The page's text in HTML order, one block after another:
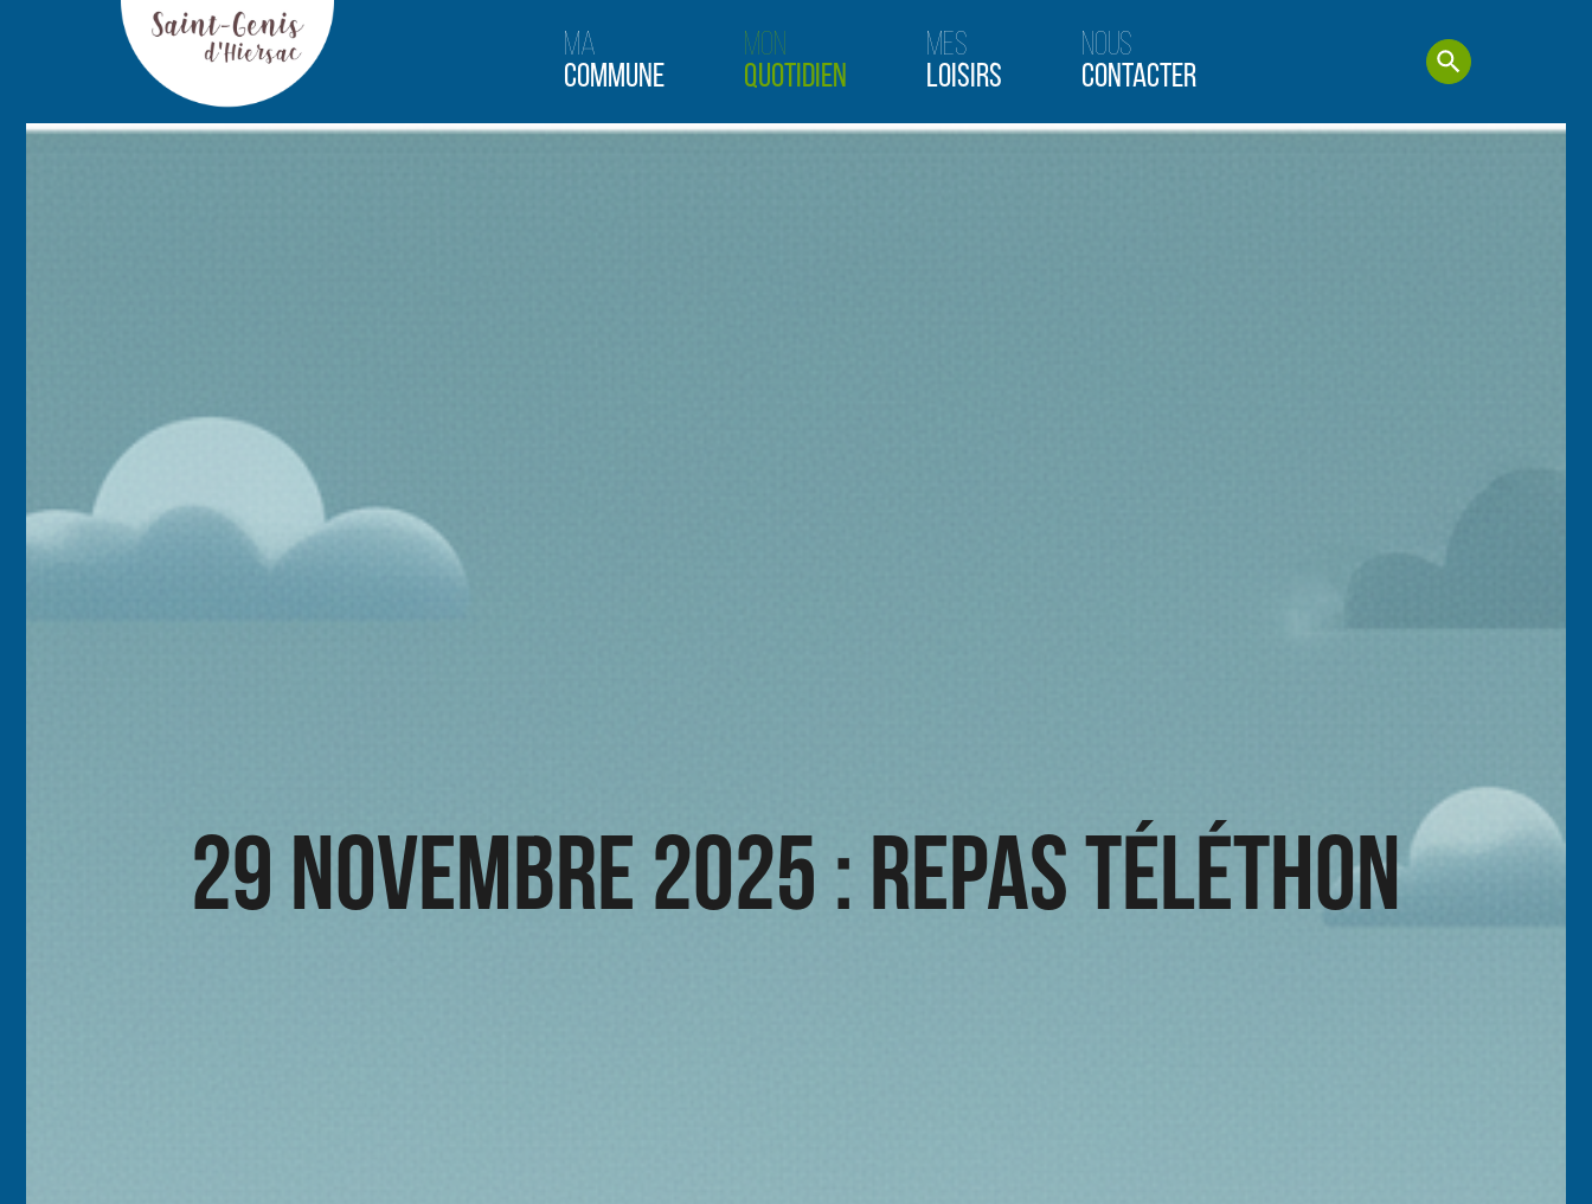
Ma
Commune
Mon
Quotidien
Mes
Loisirs
Nous
Contacter
29 Novembre 2025 : Repas Téléthon